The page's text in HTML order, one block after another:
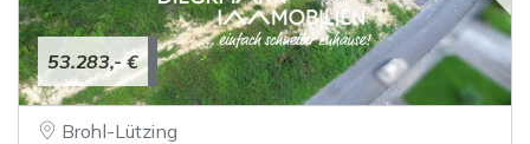
53.283,- €
Brohl-Lützing